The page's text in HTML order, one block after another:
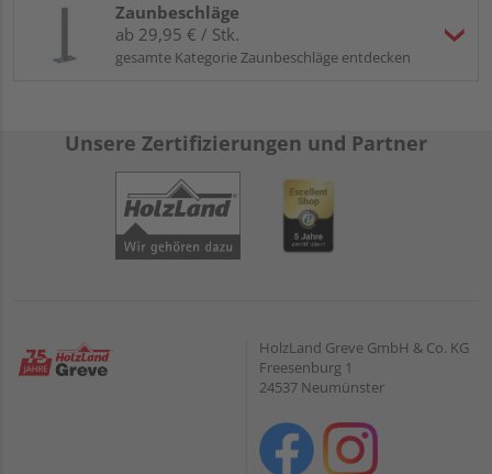
Zaunbeschläge
ab 29,95 € / Stk.
gesamte Kategorie Zaunbeschläge entdecken
Unsere Zertifizierungen und Partner
HolzLand Greve GmbH & Co. KG
Freesenburg 1
24537 Neumünster